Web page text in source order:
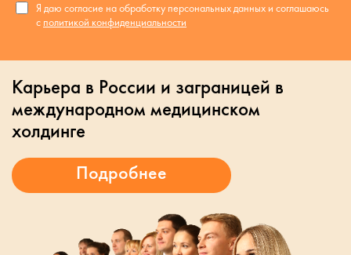
Я даю согласие на обработку персональных данных и соглашаюсь
с политикой конфиденциальности
Карьера в России и заграницей в
международном медицинском
холдинге